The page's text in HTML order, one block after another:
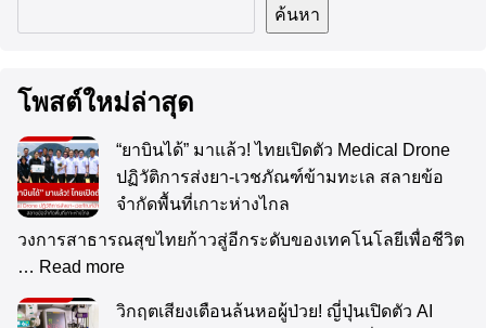
ค้นหา
โพสต์ใหม่ล่าสุด
“ยาบินได้” มาแล้ว! ไทยเปิดตัว Medical Drone
ปฏิวัติการส่งยา-เวชภัณฑ์ข้ามทะเล สลายข้อ
จำกัดพื้นที่เกาะห่างไกล
วงการสาธารณสุขไทยก้าวสู่อีกระดับของเทคโนโลยีเพื่อชีวิต
… Read more
วิกฤตเสียงเตือนล้นหอผู้ป่วย! ญี่ปุ่นเปิดตัว AI